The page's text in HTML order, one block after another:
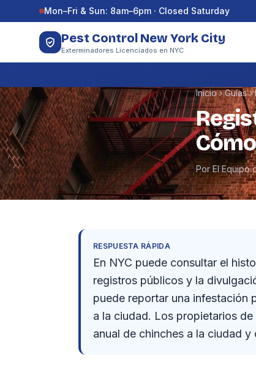
Saltar al contenidoMon–Fri & Sun: 8am–6pm · Closed Saturday
Pest Control New York City
Exterminadores Licenciados en NYC
Inicio›Guías›
Por El Equipo
RESPUESTA RÁPIDA
En NYC puede consultar el
registros públicos y la
puede reportar una infestación
a la ciudad. Los propietarios
anual de chinches a la ciudad